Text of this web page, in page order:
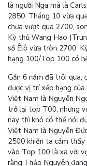
là người Nga mà là
2850. Tháng 10 vừa
chưa vượt qua 2700,
Kỳ thủ Wang Hao
số Êlô vừa tròn 2700.
hạng 100/Top 100 có
Gần 6 năm đã trôi qua,
được vị trí xếp hạng
Việt Nam là Nguyễn
trở lại top T00, nhưng
nay thì khó có thể nói
Việt Nam là Nguyễn
2500 khiến ta cảm
vào Top 100 là xa vời
rằng Thảo Nguyên